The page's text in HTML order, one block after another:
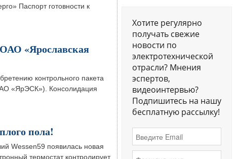
Паспорт готовности к
«Ярославская
контрольного пакета
«ЯрЭСК»). Консолидация
пола!
Wessen59 появилась новая
термостат контролирует
Хотите регулярно
получать свежие
новости по
электротехнической
отрасли? Мнения
эспертов,
видеоинтервью?
Подпишитесь на нашу
бесплатную рассылку!